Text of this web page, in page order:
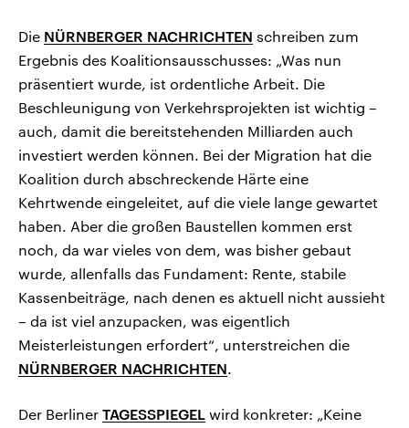
Die NÜRNBERGER NACHRICHTEN schreiben zum
Ergebnis des Koalitionsausschusses: „Was nun
präsentiert wurde, ist ordentliche Arbeit. Die
Beschleunigung von Verkehrsprojekten ist wichtig –
auch, damit die bereitstehenden Milliarden auch
investiert werden können. Bei der Migration hat die
Koalition durch abschreckende Härte eine
Kehrtwende eingeleitet, auf die viele lange gewartet
haben. Aber die großen Baustellen kommen erst
noch, da war vieles von dem, was bisher gebaut
wurde, allenfalls das Fundament: Rente, stabile
Kassenbeiträge, nach denen es aktuell nicht aussieht
– da ist viel anzupacken, was eigentlich
Meisterleistungen erfordert“, unterstreichen die
NÜRNBERGER NACHRICHTEN.
Der Berliner TAGESSPIEGEL wird konkreter: „Keine